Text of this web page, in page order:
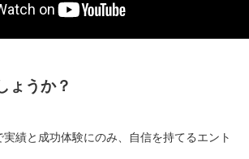
ょうか？
実績と成功体験にのみ、自信を持てるエント